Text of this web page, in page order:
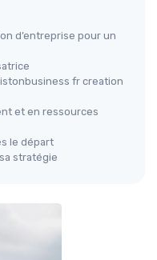
d’entreprise pour un
fr creation
et en ressources
le départ
stratégie